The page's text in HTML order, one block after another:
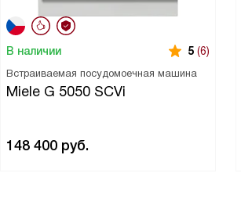
В наличии 5 (6)
Встраиваемая посудомоечная машина
Miele G 5050 SCVi
148 400 руб.